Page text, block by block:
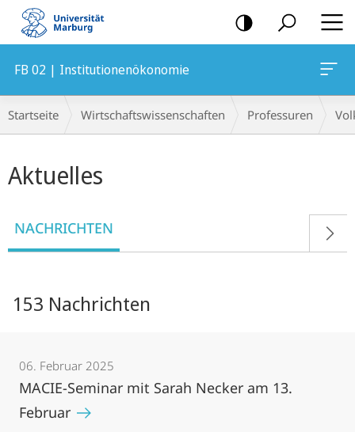
Mobile-
Navigation
FB 02 | Institutionenökonomie
Breadcrumb-
Navigation
Startseite Wirtschaftswissenschaften Professuren
Aktuelles
NACHRICHTEN
153 Nachrichten
06. Februar 2025
MACIE-Seminar mit Sarah Necker am 13.
Februar